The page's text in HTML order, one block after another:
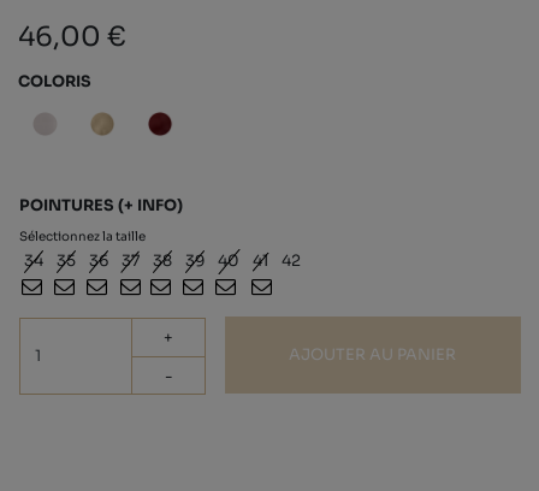
46,00 €
COLORIS
POINTURES (+ INFO)
Sélectionnez la taille
34 35 36 37 38 39 40 41 42
+
-
AJOUTER AU PANIER